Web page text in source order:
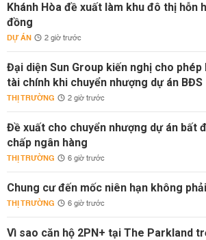
Khánh Hòa đề xuất làm khu đô thị hỗn
đồng
DỰ ÁN 2 giờ trước
Đại diện Sun Group kiến nghị cho
tài chính khi chuyển nhượng dự án BĐS
THỊ TRƯỜNG 2 giờ trước
Đề xuất cho chuyển nhượng dự án bất
chấp ngân hàng
THỊ TRƯỜNG 6 giờ trước
Chung cư đến mốc niên hạn không
THỊ TRƯỜNG 6 giờ trước
Vì sao căn hộ 2PN+ tại The Parkland